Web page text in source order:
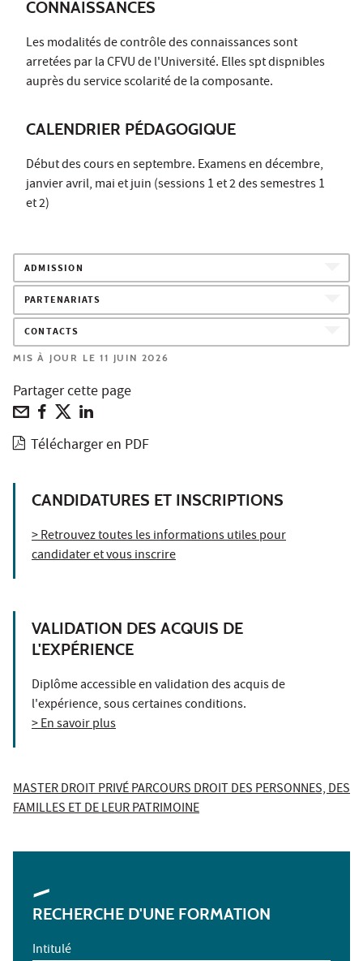
CONNAISSANCES
Les modalités de contrôle des connaissances sont
arretées par la CFVU de l'Université. Elles spt dispnibles
auprès du service scolarité de la composante.
CALENDRIER PÉDAGOGIQUE
Début des cours en septembre. Examens en décembre,
janvier avril, mai et juin (sessions 1 et 2 des semestres 1
et 2)
ADMISSION
PARTENARIATS
CONTACTS
MIS À JOUR LE 11 JUIN 2026
Partager cette page
Télécharger en PDF
CANDIDATURES ET INSCRIPTIONS
> Retrouvez toutes les informations utiles pour
candidater et vous inscrire
VALIDATION DES ACQUIS DE
L'EXPÉRIENCE
Diplôme accessible en validation des acquis de
l'expérience, sous certaines conditions.
> En savoir plus
MASTER DROIT PRIVÉ PARCOURS DROIT DES PERSONNES, DES
FAMILLES ET DE LEUR PATRIMOINE
RECHERCHE D'UNE FORMATION
Intitulé